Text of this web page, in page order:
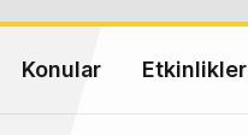
Konular Etkinlikler